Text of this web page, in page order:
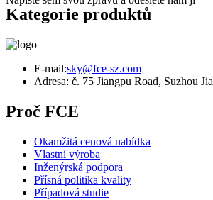
Kategorie produktů
E-mail:sky@fce-sz.com
Adresa: č. 75 Jiangpu Road, Suzhou
Proč FCE
Okamžitá cenová nabídka
Vlastní výroba
Inženýrská podpora
Přísná politika kvality
Případová studie